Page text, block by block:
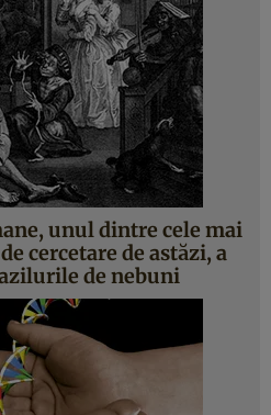
unul dintre cele mai
cercetare de astăzi, a
de nebuni